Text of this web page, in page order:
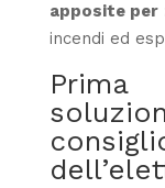
apposite per
incendi ed
Prima